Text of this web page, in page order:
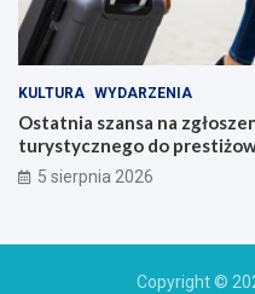
KULTURA WYDARZENIA
Ostatnia szansa na
turystycznego do
5 sierpnia 2026
Copyright ©